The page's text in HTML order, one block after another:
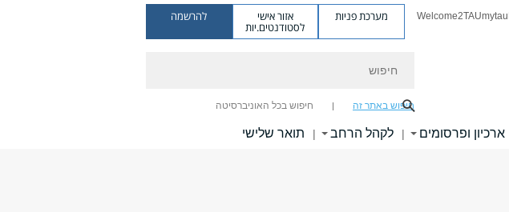
mytau
Welcome2TAU מערכת פניות אזור אישי
לסטודנטים.יות
להרשמה
חיפוש באתר זה חיפוש בכל האוניברסיטה
ארכיון ופרסומים | לקהל הרחב | תואר שלישי